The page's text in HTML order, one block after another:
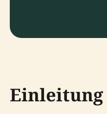
Einleitung